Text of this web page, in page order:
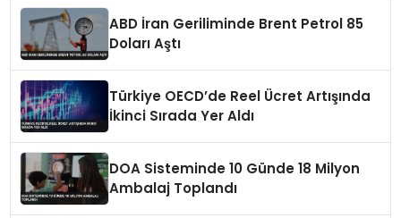
ABD İran Geriliminde Brent Petrol 85
Doları Aştı
Türkiye OECD’de Reel Ücret Artışında
İkinci Sırada Yer Aldı
DOA Sisteminde 10 Günde 18 Milyon
Ambalaj Toplandı